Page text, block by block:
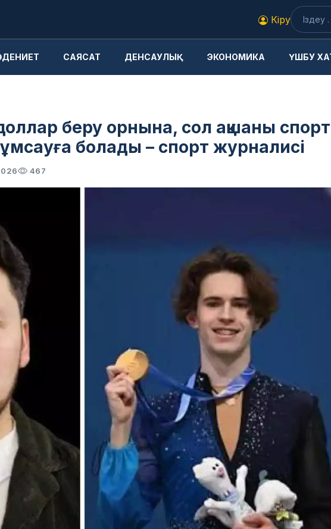
Кіру
САЯСАТ ДЕНСАУЛЫҚ ЭКОНОМИКА ҮШБУ
беру орнына, сол ақшаны спорт
болады – спорт журналисі
467